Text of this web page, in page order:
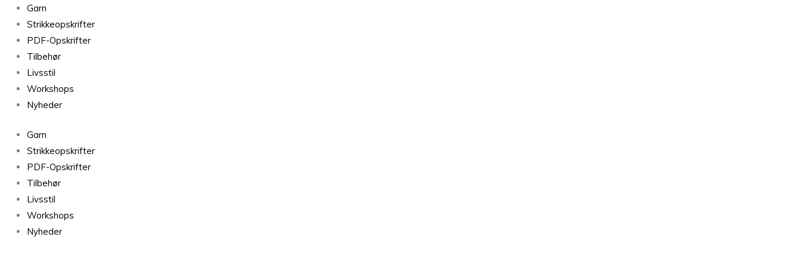
Garn
Strikkeopskrifter
PDF-Opskrifter
Tilbehør
Livsstil
Workshops
Nyheder
Garn
Strikkeopskrifter
PDF-Opskrifter
Tilbehør
Livsstil
Workshops
Nyheder